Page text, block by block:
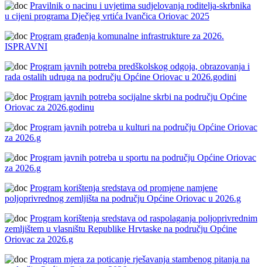
Pravilnik o nacinu i uvjetima sudjelovanja roditelja-skrbnika
u cijeni programa Dječjeg vrtića Ivančica Oriovac 2025
Program građenja komunalne infrastrukture za 2026.
ISPRAVNI
Program javnih potreba predškolskog odgoja, obrazovanja i
rada ostalih udruga na području Općine Oriovac u 2026.godini
Program javnih potreba socijalne skrbi na području Općine
Oriovac za 2026.godinu
Program javnih potreba u kulturi na području Općine Oriovac
za 2026.g
Program javnih potreba u sportu na području Općine Oriovac
za 2026.g
Program korištenja sredstava od promjene namjene
poljoprivrednog zemljišta na području Općine Oriovac u 2026.g
Program korištenja sredstava od raspolaganja poljoprivrednim
zemljištem u vlasništu Republike Hrvtaske na području Općine
Oriovac za 2026.g
Program mjera za poticanje rješavanja stambenog pitanja na